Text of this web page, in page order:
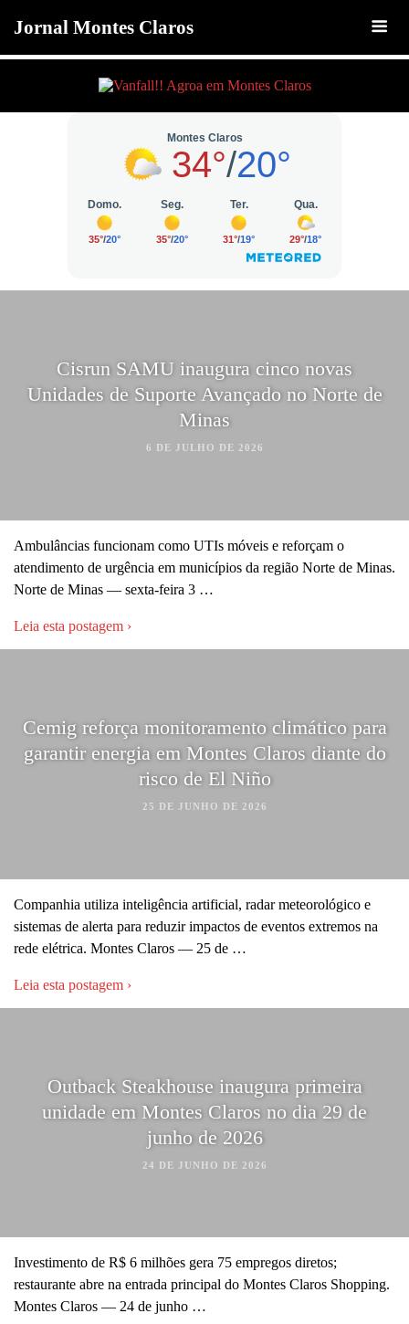
Jornal Montes Claros
Cisrun SAMU inaugura cinco novas
Unidades de Suporte Avançado no Norte de
Minas
6 DE JULHO DE 2026
Ambulâncias funcionam como UTIs móveis e reforçam o
atendimento de urgência em municípios da região Norte de Minas.
Norte de Minas — sexta-feira 3 …
Leia esta postagem ›
Cemig reforça monitoramento climático para
garantir energia em Montes Claros diante do
risco de El Niño
25 DE JUNHO DE 2026
Companhia utiliza inteligência artificial, radar meteorológico e
sistemas de alerta para reduzir impactos de eventos extremos na
rede elétrica. Montes Claros — 25 de …
Leia esta postagem ›
Outback Steakhouse inaugura primeira
unidade em Montes Claros no dia 29 de
junho de 2026
24 DE JUNHO DE 2026
Investimento de R$ 6 milhões gera 75 empregos diretos;
restaurante abre na entrada principal do Montes Claros Shopping.
Montes Claros — 24 de junho …